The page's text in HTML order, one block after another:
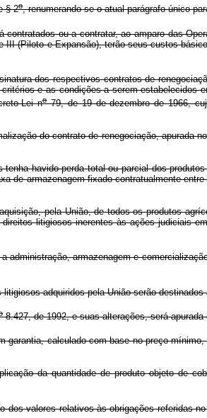
§ 2o, renumerando-se o atual parágrafo único
ou a contratar, ao amparo das
(Piloto e Expansão), terão seus custos
dos respectivos contratos de
e as condições a serem estabelecidos
Lei no79, de 19 de dezembro de 1966,
do contrato de renegociação, apurada
havido perda total ou parcial dos
de armazenagem fixado contratualmente
pela União, de todos os produtos
litigiosos inerentes às ações judiciais
armazenagem e
adquiridos pela União serão
8.427, de 1992, e suas alterações, será apurada
calculado com base no preço
da quantidade de produto objeto de
dos valores relativos às obrigações referidas